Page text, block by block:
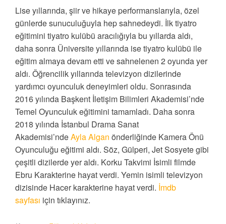
Lise yıllarında, şiir ve hikaye performanslarıyla, özel
günlerde sunuculuğuyla hep sahnedeydi. İlk tiyatro
eğitimini tiyatro kulübü aracılığıyla bu yıllarda aldı,
daha sonra Üniversite yıllarında ise tiyatro kulübü ile
eğitim almaya devam etti ve sahnelenen 2 oyunda yer
aldı. Öğrencilik yıllarında televizyon dizilerinde
yardımcı oyunculuk deneyimleri oldu. Sonrasında
2016 yılında Başkent İletişim Bilimleri Akademisi’nde
Temel Oyunculuk eğitimini tamamladı. Daha sonra
2018 yılında İstanbul Drama Sanat
Akademisi’ndeAyla Algan önderliğinde Kamera Önü
Oyunculuğu eğitimi aldı. Söz, Gülperi, Jet Sosyete gibi
çeşitli dizilerde yer aldı. Korku Takvimi İsimli filmde
Ebru Karakterine hayat verdi. Yemin isimli televizyon
dizisinde Hacer karakterine hayat verdi. İmdb
sayfası için tıklayınız.